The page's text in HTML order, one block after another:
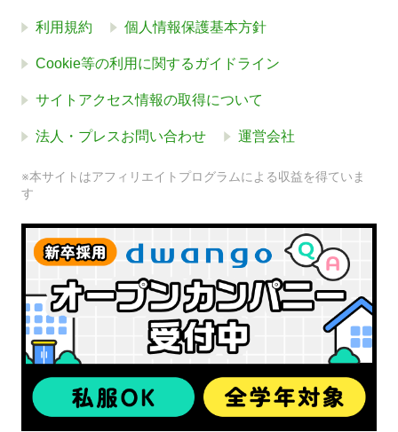
利用規約 個人情報保護基本方針
Cookie等の利用に関するガイドライン
サイトアクセス情報の取得について
法人・プレスお問い合わせ 運営会社
※本サイトはアフィリエイトプログラムによる収益を得ていま
す